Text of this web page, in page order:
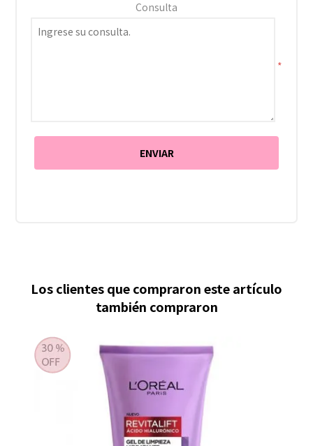
Consulta
*
Los clientes que compraron este artículo
también compraron